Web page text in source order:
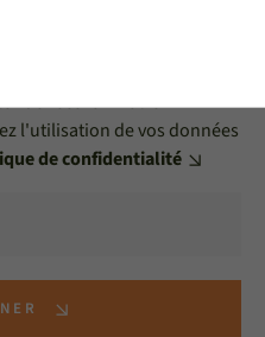
MéO
de recevoir notre
l'utilisation de vos données
de confidentialité